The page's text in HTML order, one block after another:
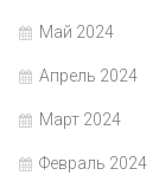
Май 2024
Апрель 2024
Март 2024
Февраль 2024